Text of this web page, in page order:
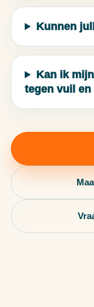
Kunnen
Kan ik
tegen vuil